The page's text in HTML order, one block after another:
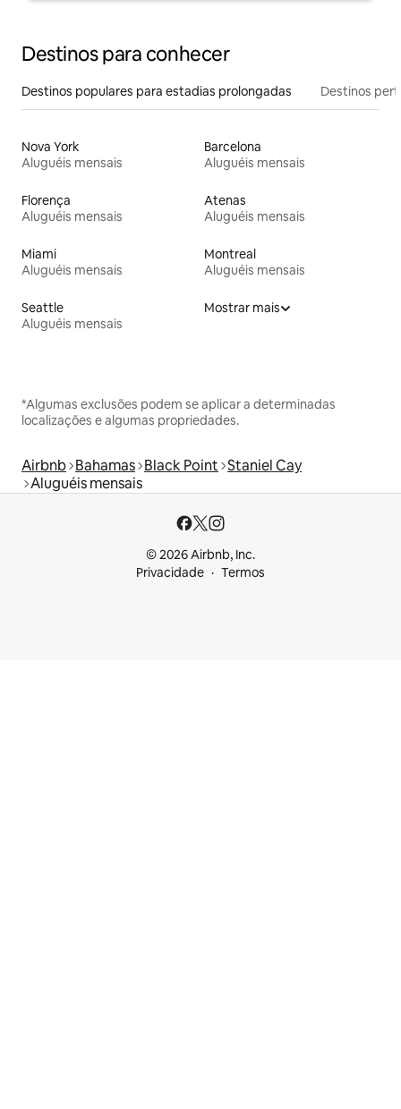
Destinos para conhecer
Destinos populares para estadias prolongadas Destinos
Nova York
Aluguéis mensais
Barcelona
Aluguéis mensais
Florença
Aluguéis mensais
Atenas
Aluguéis mensais
Miami
Aluguéis mensais
Montreal
Aluguéis mensais
Seattle
Aluguéis mensais
Mostrar mais
*Algumas exclusões podem se aplicar a determinadas
localizações e algumas propriedades.
Airbnb Bahamas Black Point Staniel Cay
Aluguéis mensais
© 2026 Airbnb, Inc.
Privacidade
Termos